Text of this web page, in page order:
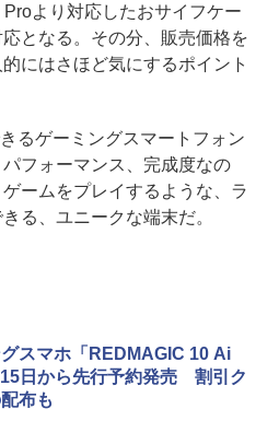
より対応したおサイフケー
となる。その分、販売価格を
にはさほど気にするポイント
るゲーミングスマートフォン
フォーマンス、完成度なの
ームをプレイするような、ラ
る、ユニークな端末だ。
スマホ「REDMAGIC 10 Ai
日から先行予約発売 割引ク
布も